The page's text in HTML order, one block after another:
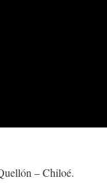
– Chiloé.